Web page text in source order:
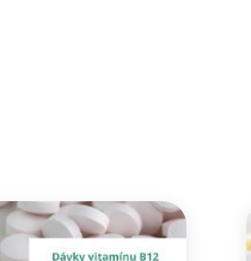
for women with
C, Redmon JB, Sparks
in relation to